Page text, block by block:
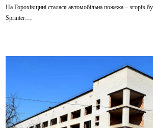
На Горохівщині сталася автомобільна пожежа – згорів
Sprinter….